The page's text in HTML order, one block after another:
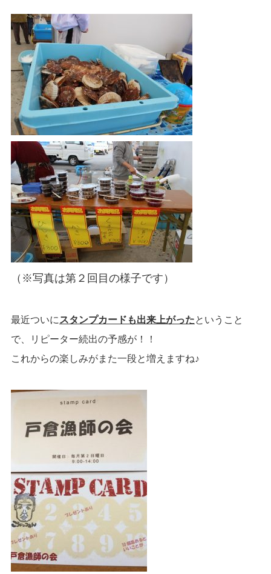
（※写真は第２回目の様子です）
最近ついに スタンプカードも出来上がったということ
で、リピーター続出の予感が！！
これからの楽しみがまた一段と増えますね♪